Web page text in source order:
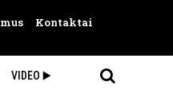
Kontaktai
VIDEO ▶️